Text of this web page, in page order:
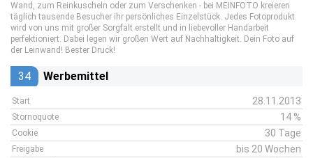
Wand, zum Reinkuscheln oder zum Verschenken - bei MEINFOTO kreieren
täglich tausende Besucher ihr persönliches Einzelstück. Jedes Fotoprodukt
wird von uns mit großer Sorgfalt erstellt und in liebevoller Handarbeit
perfektioniert. Dabei legen wir großen Wert auf Nachhaltigkeit. Dein Foto auf
der Leinwand! Bester Druck!
34 Werbemittel
Start 28.11.2013
Stornoquote 14 %
Cookie 30 Tage
Freigabe bis 20 Wochen